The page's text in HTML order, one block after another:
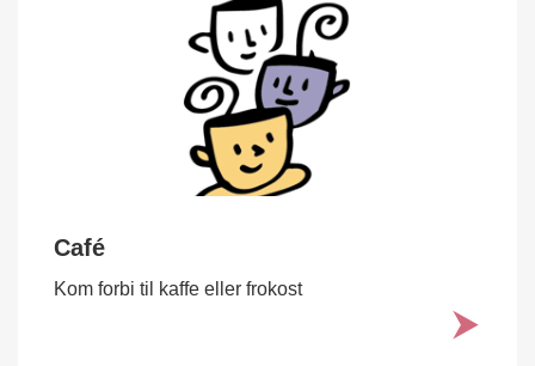
Café
Kom forbi til kaffe eller frokost